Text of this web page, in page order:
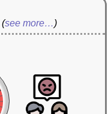
(see more…)